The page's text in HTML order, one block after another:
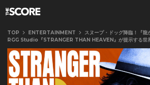
TOP ENTERTAINMENT
スヌープ・ドッグ降臨！『
RGG Studio『STRANGER THAN HEAVEN』が提示する世